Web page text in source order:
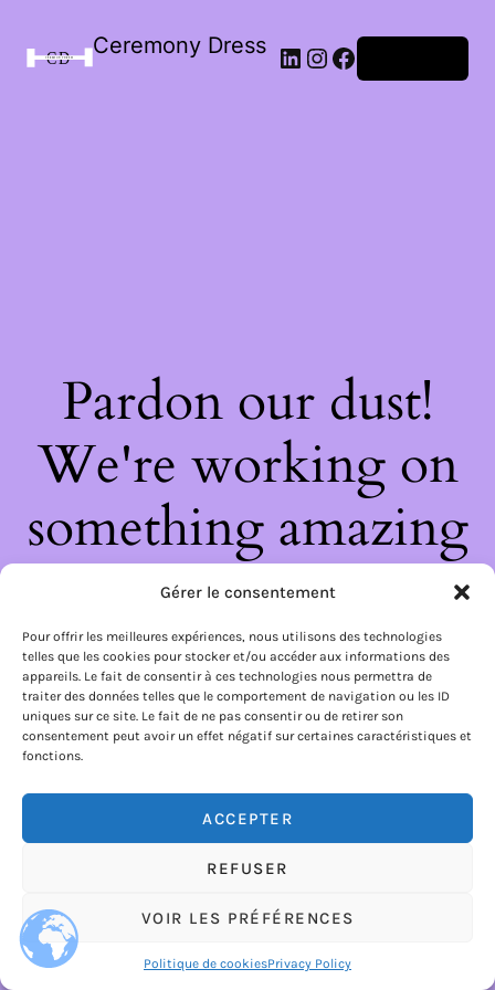
Gérer le consentement
Pour offrir les meilleures expériences, nous utilisons des technologies
telles que les cookies pour stocker et/ou accéder aux informations des
appareils. Le fait de consentir à ces technologies nous permettra de
traiter des données telles que le comportement de navigation ou les ID
uniques sur ce site. Le fait de ne pas consentir ou de retirer son
consentement peut avoir un effet négatif sur certaines caractéristiques et
fonctions.
ACCEPTER
REFUSER
VOIR LES PRÉFÉRENCES
Politique de cookiesPrivacy Policy
Ceremony Dress
Pardon our dust!
We're working on
something amazing
— check back soon!